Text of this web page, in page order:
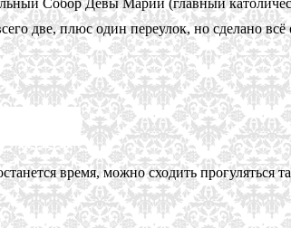
две, плюс один переулок, но сделано всё
время, можно сходить прогуляться